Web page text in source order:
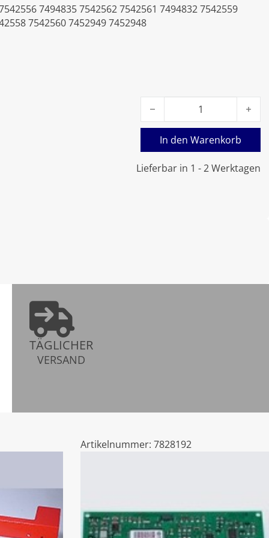
7494835 7542562 7542561 7494832 7542559
7542560 7452949 7452948
Lieferbar in 1 - 2 Werktagen
Viessmann Vitotronic 200
In den Warenkorb
TÄGLICHER
VERSAND
Artikelnummer:7828192